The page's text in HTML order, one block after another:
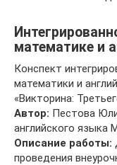
математике и
Конспект
математики и
«Викторина:
Автор: Пестова
английского
Описание работы:
проведения